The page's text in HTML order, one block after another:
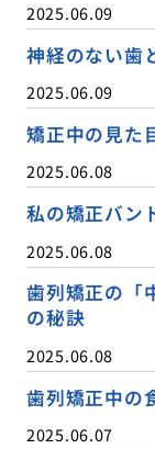
2025.06.09
神経のない歯
2025.06.09
矯正中の見た
2025.06.08
私の矯正バン
2025.06.08
歯列矯正の「
の秘訣
2025.06.08
歯列矯正中の
2025.06.07